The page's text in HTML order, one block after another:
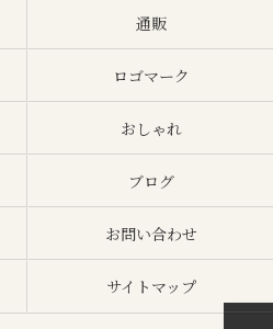
通販
ロゴマーク
おしゃれ
ブログ
お問い合わせ
サイトマップ